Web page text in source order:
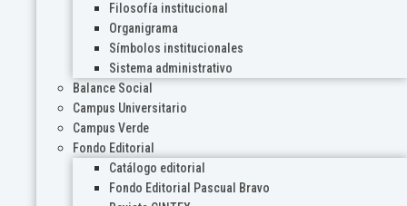
Filosofía institucional
Organigrama
Símbolos institucionales
Sistema administrativo
Balance Social
Campus Universitario
Campus Verde
Fondo Editorial
Catálogo editorial
Fondo Editorial Pascual Bravo